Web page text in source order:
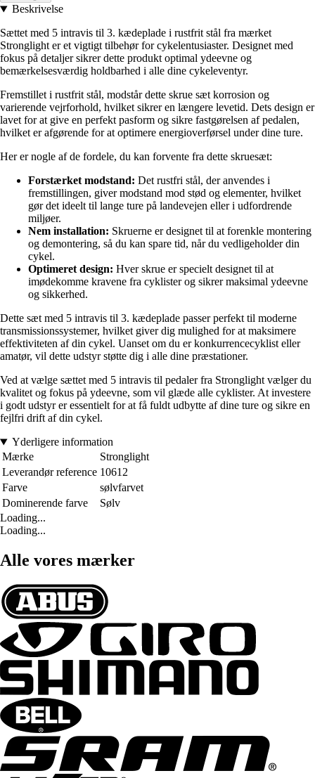
Beskrivelse
Sættet med 5 intravis til 3. kædeplade i rustfrit stål fra mærket
Stronglight er et vigtigt tilbehør for cykelentusiaster. Designet med
fokus på detaljer sikrer dette produkt optimal ydeevne og
bemærkelsesværdig holdbarhed i alle dine cykeleventyr.
Fremstillet i rustfrit stål, modstår dette skrue sæt korrosion og
varierende vejrforhold, hvilket sikrer en længere levetid. Dets design er
lavet for at give en perfekt pasform og sikre fastgørelsen af pedalen,
hvilket er afgørende for at optimere energioverførsel under dine ture.
Her er nogle af de fordele, du kan forvente fra dette skruesæt:
Forstærket modstand: Det rustfri stål, der anvendes i
fremstillingen, giver modstand mod stød og elementer, hvilket
gør det ideelt til lange ture på landevejen eller i udfordrende
miljøer.
Nem installation: Skruerne er designet til at forenkle montering
og demontering, så du kan spare tid, når du vedligeholder din
cykel.
Optimeret design: Hver skrue er specielt designet til at
imødekomme kravene fra cyklister og sikrer maksimal ydeevne
og sikkerhed.
Dette sæt med 5 intravis til 3. kædeplade passer perfekt til moderne
transmissionssystemer, hvilket giver dig mulighed for at maksimere
effektiviteten af din cykel. Uanset om du er konkurrencecyklist eller
amatør, vil dette udstyr støtte dig i alle dine præstationer.
Ved at vælge sættet med 5 intravis til pedaler fra Stronglight vælger du
kvalitet og fokus på ydeevne, som vil glæde alle cyklister. At investere
i godt udstyr er essentielt for at få fuldt udbytte af dine ture og sikre en
fejlfri drift af din cykel.
Yderligere information
Mærke
Stronglight
Leverandør reference 10612
Farve
sølvfarvet
Dominerende farve
Sølv
Loading...
Loading...
Alle vores mærker